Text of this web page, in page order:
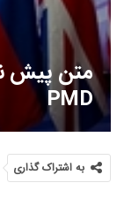
PMD
به اشتراک گذاری